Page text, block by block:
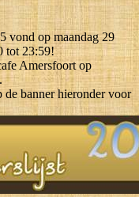
vond op maandag 29
tot 23:59!
Amersfoort op
banner hieronder voor